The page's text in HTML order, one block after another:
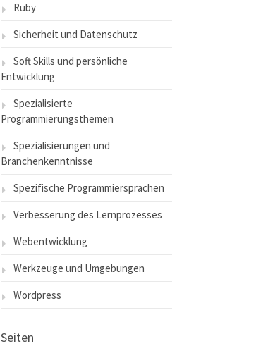
Ruby
Sicherheit und Datenschutz
Soft Skills und persönliche
Entwicklung
Spezialisierte
Programmierungsthemen
Spezialisierungen und
Branchenkenntnisse
Spezifische Programmiersprachen
Verbesserung des Lernprozesses
Webentwicklung
Werkzeuge und Umgebungen
Wordpress
Seiten